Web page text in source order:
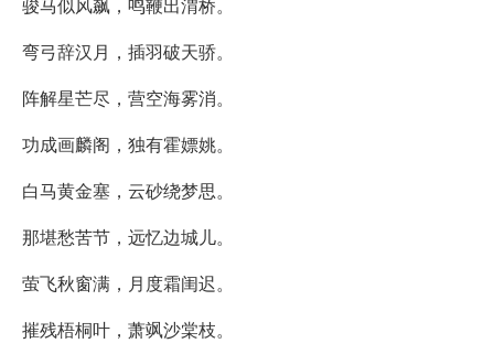
弯弓辞汉月，插羽破天骄。
阵解星芒尽，营空海雾消。
功成画麟阁，独有霍嫖姚。
白马黄金塞，云砂绕梦思。
那堪愁苦节，远忆边城儿。
萤飞秋窗满，月度霜闺迟。
摧残梧桐叶，萧飒沙棠枝。